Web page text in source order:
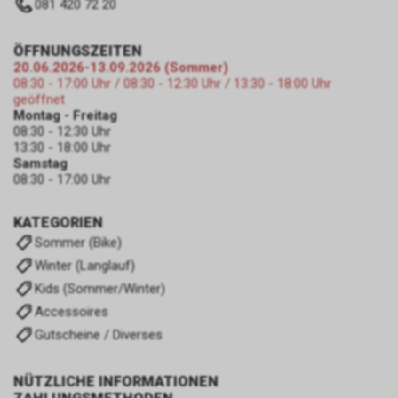
081 420 72 20
KATEGORIEN
Sommer (Bike)
Winter (Langlauf)
Kids (Sommer/Winter)
Accessoires
Gutscheine / Diverses
NÜTZLICHE INFORMATIONEN
ÖFFNUNGSZEITEN
20.06.2026-13.09.2026 (Sommer)
08:30 - 17:00 Uhr / 08:30 - 12:30 Uhr / 13:30 - 18:00 Uhr
geöffnet
Montag - Freitag
08:30 - 12:30 Uhr
13:30 - 18:00 Uhr
Samstag
08:30 - 17:00 Uhr